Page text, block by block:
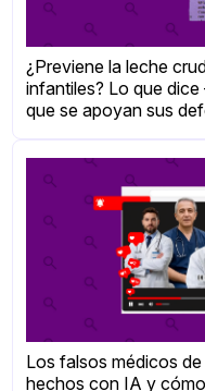
¿Previene la leche
infantiles? Lo que
que se apoyan sus
Los falsos médicos
hechos con IA y